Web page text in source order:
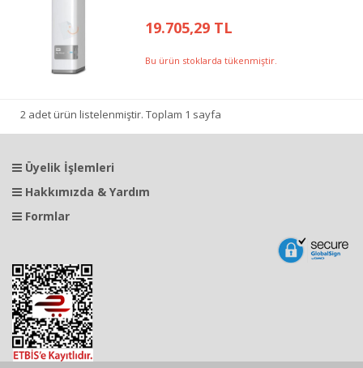
19.705,29 TL
Bu ürün stoklarda tükenmiştir.
2 adet ürün listelenmiştir. Toplam 1 sayfa
Üyelik İşlemleri
Hakkımızda & Yardım
Formlar